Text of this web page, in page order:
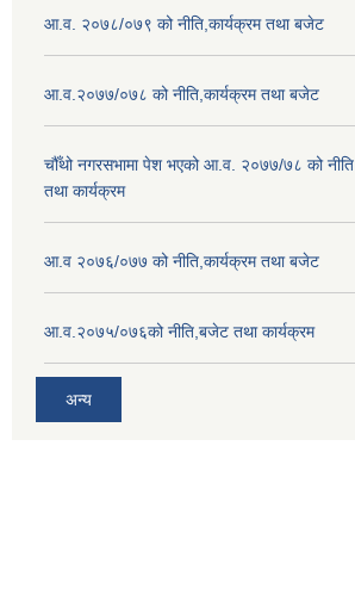
आ.व. २०७८/०७९ को नीति,कार्यक्रम तथा बजेट
आ.व.२०७७/०७८ को नीति,कार्यक्रम तथा बजेट
चौँथो नगरसभामा पेश भएको आ.व. २०७७/७८ को नीति
तथा कार्यक्रम
आ.व २०७६/०७७ को नीति,कार्यक्रम तथा बजेट
आ.व.२०७५/०७६को नीति,बजेट तथा कार्यक्रम
अन्य